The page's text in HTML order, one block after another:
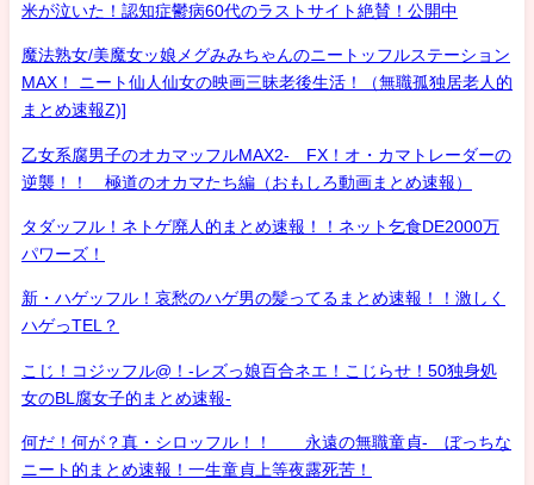
米が泣いた！認知症鬱病60代のラストサイト絶賛！公開中
魔法熟女/美魔女ッ娘メグみみちゃんのニートッフルステーション
MAX！ ニート仙人仙女の映画三昧老後生活！（無職孤独居老人的
まとめ速報Z)]
乙女系腐男子のオカマッフルMAX2- FX！オ・カマトレーダーの
逆襲！！ 極道のオカマたち編（おもしろ動画まとめ速報）
タダッフル！ネトゲ廃人的まとめ速報！！ネット乞食DE2000万
パワーズ！
新・ハゲッフル！哀愁のハゲ男の髪ってるまとめ速報！！激しく
ハゲっTEL？
こじ！コジッフル@！-レズっ娘百合ネエ！こじらせ！50独身処
女のBL腐女子的まとめ速報-
何だ！何が？真・シロッフル！！ 永遠の無職童貞- ぼっちな
ニート的まとめ速報！一生童貞上等夜露死苦！